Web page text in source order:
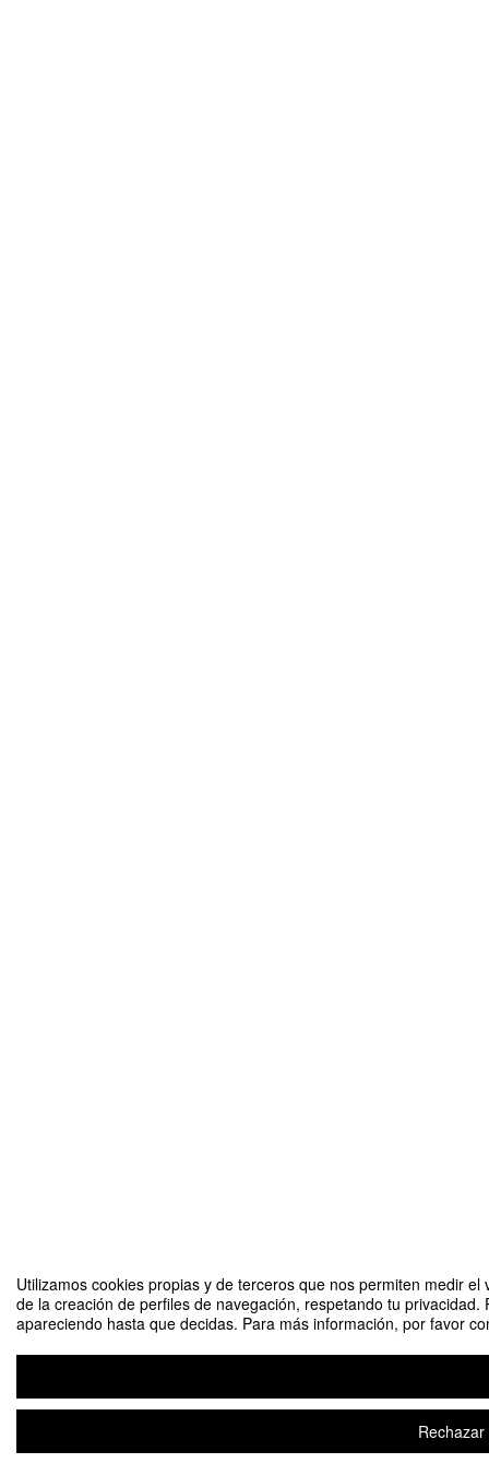
Utilizamos cookies propias y de terceros que nos permiten medir
de la creación de perfiles de navegación, respetando tu
apareciendo hasta que decidas. Para más información, por favor